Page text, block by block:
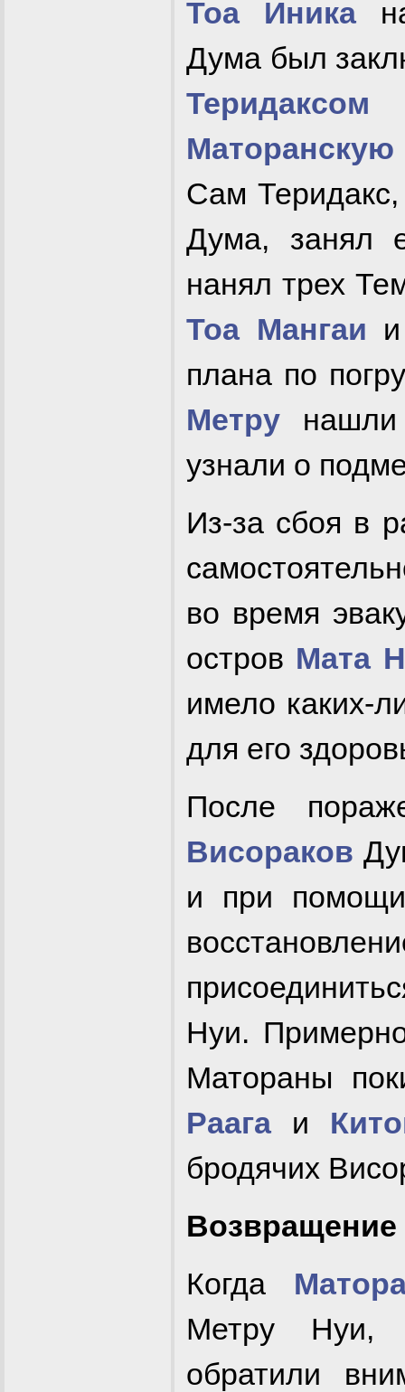
Тоа Иника
Дума был
Теридаксом
Сам
Дума, занял
нанял трех
Тоа Мангаи
плана по
Метру
узнали о
Из-за сбоя в
во время
остров Мата
имело каких-
для его
После
Висораков
и при
Нуи.
Матораны
Раага и
бродячих
Когда
Метру
обратили